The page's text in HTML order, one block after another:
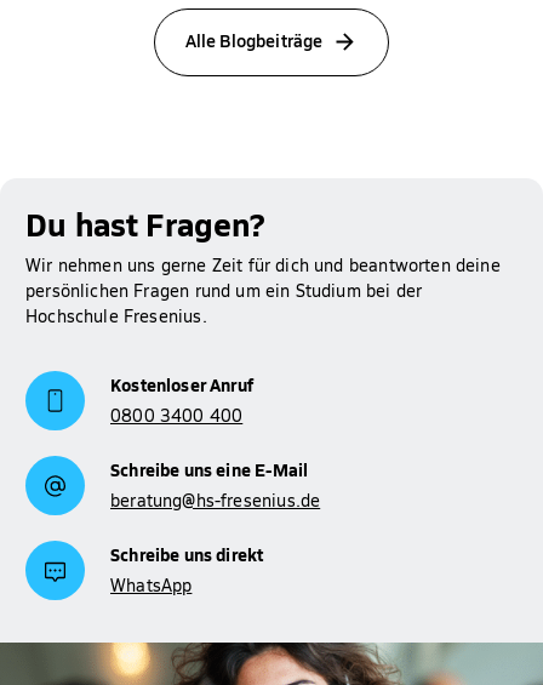
Alle Blogbeiträge
Du hast Fragen?
Wir nehmen uns gerne Zeit für dich und beantworten deine
persönlichen Fragen rund um ein Studium bei der
Hochschule Fresenius.
Kostenloser Anruf
0800 3400 400
Schreibe uns eine E-Mail
beratung@hs-fresenius.de
Schreibe uns direkt
WhatsApp